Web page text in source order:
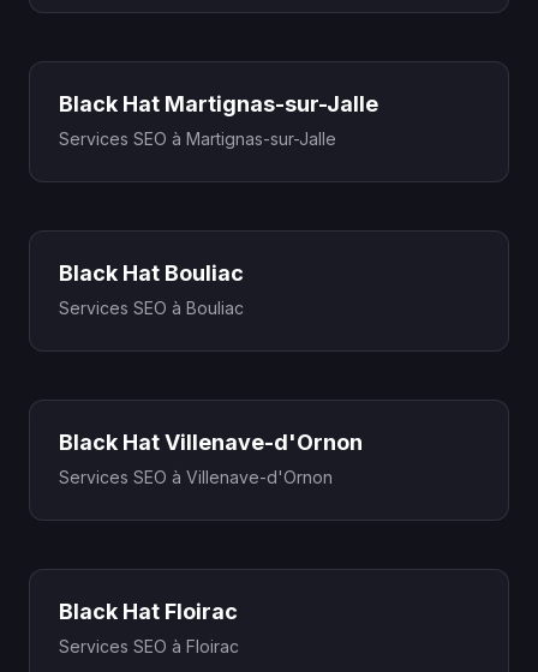
Black Hat Martignas-sur-Jalle
Services SEO à Martignas-sur-Jalle
Black Hat Bouliac
Services SEO à Bouliac
Black Hat Villenave-d'Ornon
Services SEO à Villenave-d'Ornon
Black Hat Floirac
Services SEO à Floirac